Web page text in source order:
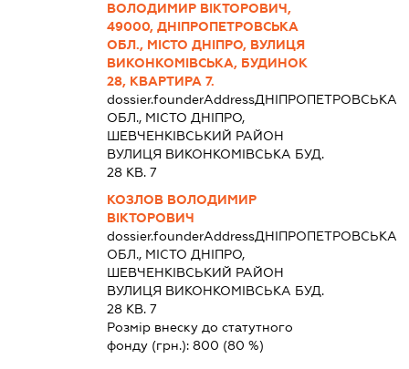
ВОЛОДИМИР ВІКТОРОВИЧ,
49000, ДНІПРОПЕТРОВСЬКА
ОБЛ., МІСТО ДНІПРО, ВУЛИЦЯ
ВИКОНКОМІВСЬКА, БУДИНОК
28, КВАРТИРА 7.
dossier.founderAddressДНІПРОПЕТРОВСЬКА
ОБЛ., МІСТО ДНІПРО,
ШЕВЧЕНКІВСЬКИЙ РАЙОН
ВУЛИЦЯ ВИКОНКОМІВСЬКА БУД.
28 КВ. 7
КОЗЛОВ ВОЛОДИМИР
ВІКТОРОВИЧ
dossier.founderAddressДНІПРОПЕТРОВСЬКА
ОБЛ., МІСТО ДНІПРО,
ШЕВЧЕНКІВСЬКИЙ РАЙОН
ВУЛИЦЯ ВИКОНКОМІВСЬКА БУД.
28 КВ. 7
Розмір внеску до статутного
фонду (грн.):800 (80 %)